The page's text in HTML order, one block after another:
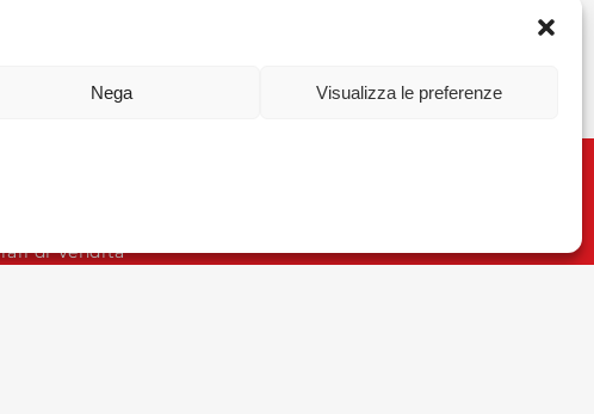
Nega Visualizza le preferenze
di Vendita